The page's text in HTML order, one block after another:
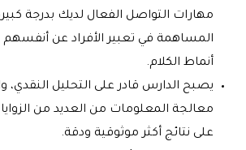
مهارات التواصل الفعال لديك بدرجة
المساهمة في تعبير الأفراد عن أنفسهم
أنماط الكلام.
يصبح الدارس قادر على التحليل النقدي،
معالجة المعلومات من العديد من
على نتائج أكثر موثوقية ودقة.